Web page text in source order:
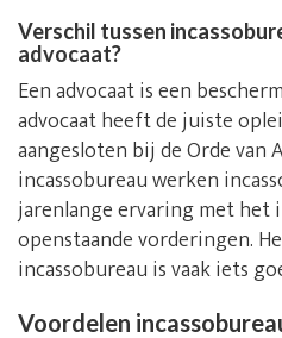
Verschil tussen
advocaat?
Een advocaat is een
advocaat heeft de juiste
aangesloten bij de Orde van
incassobureau werken
jarenlange ervaring met het
openstaande vorderingen.
incassobureau is vaak iets
Voordelen